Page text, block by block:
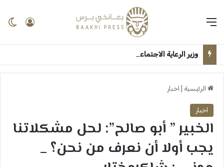
الرئيسية اخبار
اخبار
الخبير ” أبو صالح”: لحل مشكلاتنا
يجب أولا أن نعرف من نحن؟ _